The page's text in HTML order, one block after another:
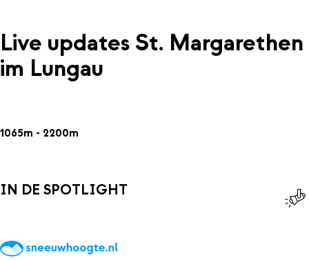
Live updates St. Margarethen
im Lungau
1065m - 2200m
IN DE SPOTLIGHT